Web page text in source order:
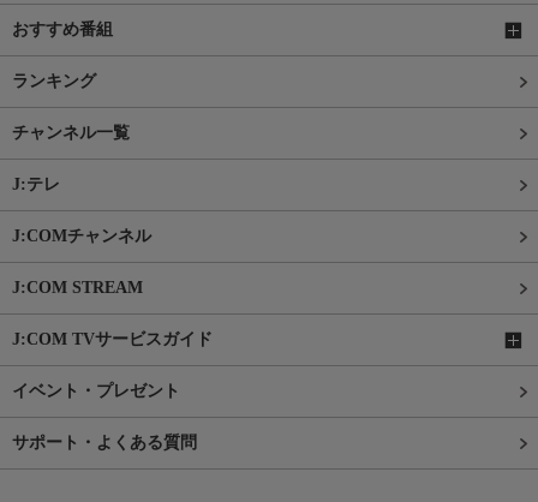
おすすめ番組
ランキング
チャンネル一覧
J:テレ
J:COMチャンネル
J:COM STREAM
J:COM TVサービスガイド
イベント・プレゼント
サポート・よくある質問